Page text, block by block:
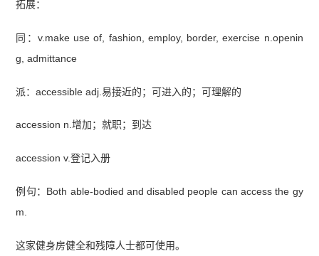
拓展：
同：v.make use of, fashion, employ, border, exercise n.openin
g, admittance
派：accessible adj.易接近的；可进入的；可理解的
accession n.增加；就职；到达
accession v.登记入册
例句：Both able-bodied and disabled people can access the gy
m.
这家健身房健全和残障人士都可使用。